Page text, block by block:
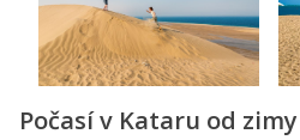
Počasí v Kataru od